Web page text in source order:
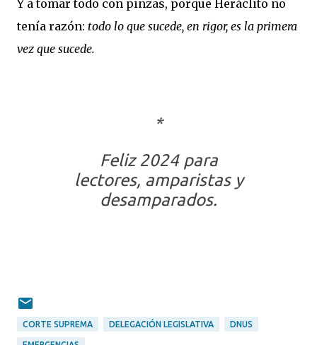
Y a tomar todo con pinzas, porque Heráclito no
tenía razón: todo lo que sucede, en rigor, es la primera
vez que sucede.
*
Feliz 2024 para
lectores, amparistas y
desamparados.
CORTE SUPREMA DELEGACIÓN LEGISLATIVA DNUS